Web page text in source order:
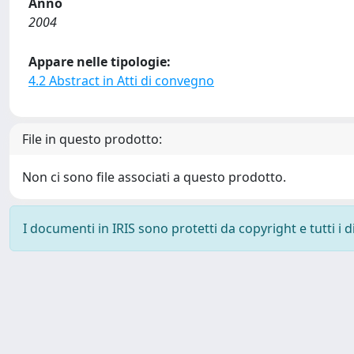
2004
Appare nelle tipologie:
4.2 Abstract in Atti di convegno
File in questo prodotto:
Non ci sono file associati a questo prodotto.
I documenti in IRIS sono protetti da copyright e tutti i